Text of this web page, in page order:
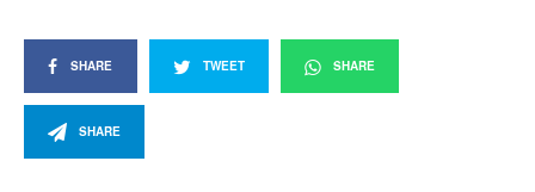
SHARE TWEET SHARE
SHARE